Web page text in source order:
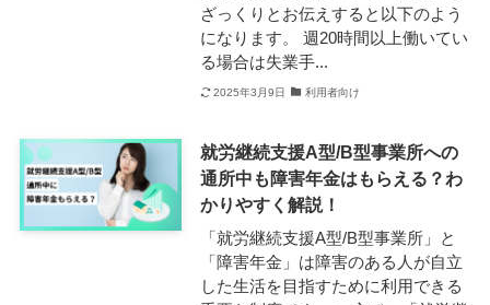
ざっくりとお伝えすると以下のよう
になります。 週20時間以上働いてい
る場合は失業手...
2025年3月9日 利用者向け
就労継続支援A型/B型事業所への
通所中も障害年金はもらえる？わ
かりやすく解説！
「就労継続支援A型/B型事業所」と
「障害年金」は障害のある人が自立
した生活を目指すために利用できる